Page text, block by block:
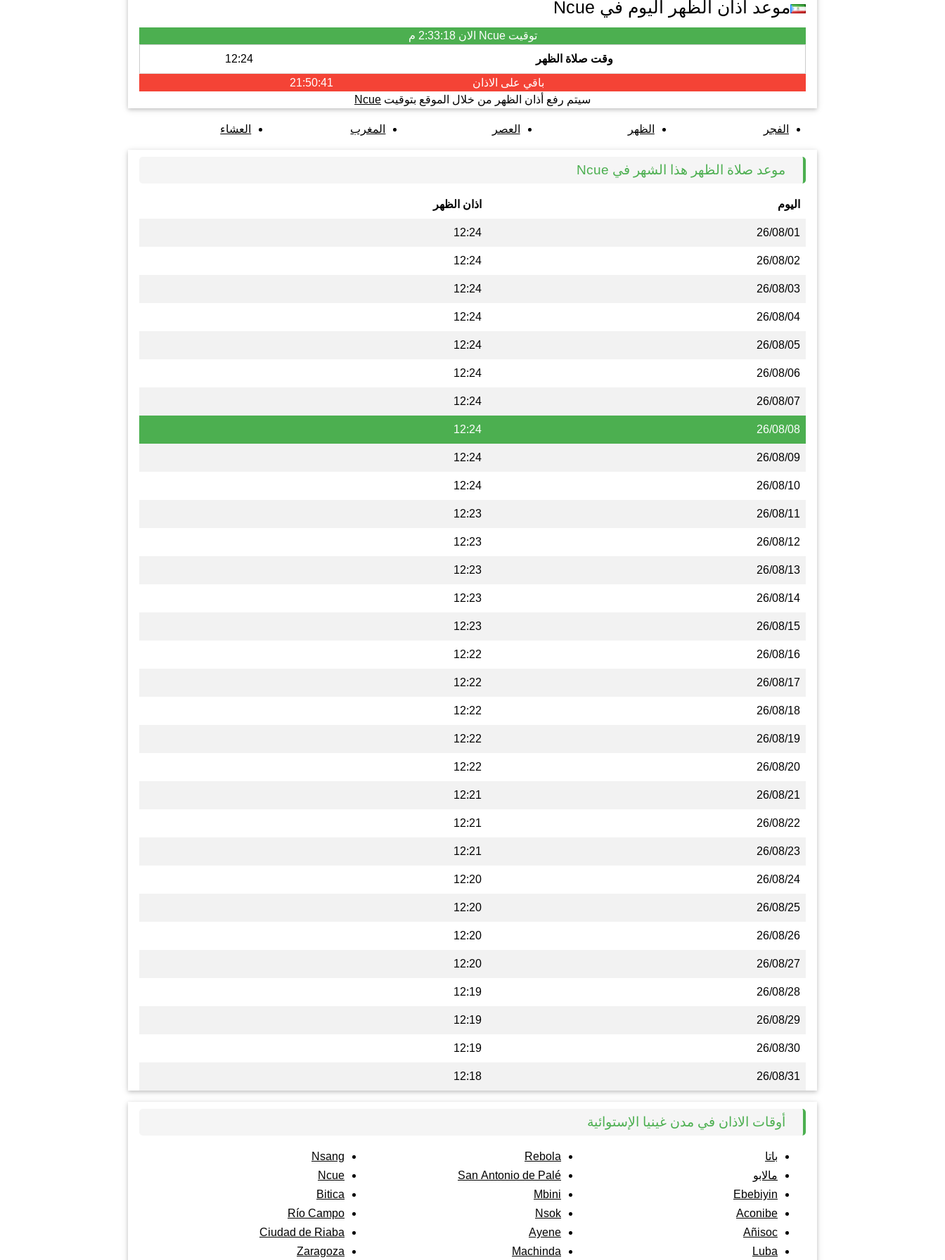
موعد اذان الظهر اليوم في Ncue
توقيت Ncue الان
2:33:18 م
وقت صلاة الظهر
12:24
باقي على الاذان
21:50:40
سيتم رفع أذان الظهر من خلال الموقع بتوقيت Ncue
الفجر الظهر العصر المغرب العشاء
موعد صلاة الظهر هذا الشهر في Ncue
اليوم اذان الظهر
26/08/01
12:24
26/08/02
12:24
26/08/03
12:24
26/08/04
12:24
26/08/05
12:24
26/08/06
12:24
26/08/07
12:24
26/08/08
12:24
26/08/09
12:24
26/08/10
12:24
26/08/11
12:23
26/08/12
12:23
26/08/13
12:23
26/08/14
12:23
26/08/15
12:23
26/08/16
12:22
26/08/17
12:22
26/08/18
12:22
26/08/19
12:22
26/08/20
12:22
26/08/21
12:21
26/08/22
12:21
26/08/23
12:21
26/08/24
12:20
26/08/25
12:20
26/08/26
12:20
26/08/27
12:20
26/08/28
12:19
26/08/29
12:19
26/08/30
12:19
26/08/31
12:18
أوقات الاذان في مدن غينيا الإستوائية
باتا
مالابو
Ebebiyin
Aconibe
Añisoc
Luba
Rebola
San Antonio de Palé
Mbini
Nsok
Ayene
Machinda
Nsang
Ncue
Bitica
Río Campo
Ciudad de Riaba
Zaragoza